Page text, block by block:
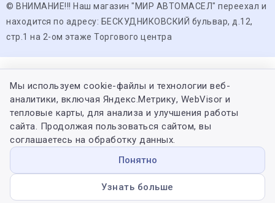
© ВНИМАНИЕ!!! Наш магазин "МИР АВТОМАСЕЛ" переехал и
находится по адресу: БЕСКУДНИКОВСКИЙ бульвар, д.12,
стр.1 на 2-ом этаже Торгового центра
Мы используем cookie-файлы и технологии веб-
аналитики, включая Яндекс.Метрику, WebVisor и
тепловые карты, для анализа и улучшения работы
сайта. Продолжая пользоваться сайтом, вы
соглашаетесь на обработку данных.
Понятно
Узнать больше